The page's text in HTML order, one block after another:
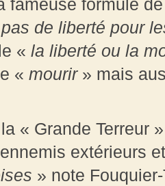
fameuse formule
pas de liberté pour
« la liberté ou la
« mourir» mais
« Grande Terreur
extérieurs
» note